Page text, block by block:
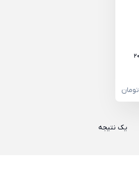
تومان
یک نتیجه